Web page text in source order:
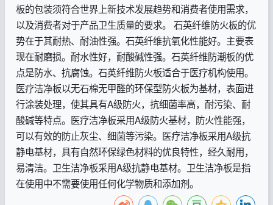
板的包装须符合世界上新技术发展趋势和消费者使用需求，
以及消费者对于产品卫生质量的要求。 石英纤维防火板的优
势在于其耐热、耐油性强。石英纤维抗氧化性能好。主要表
现在耐磨损。耐水性好，耐酸碱性强。石英纤维防潮板的优
点是防水、抗腐蚀。石英纤维防火板适合于医疗机构使用。
医疗洁净板以无石棉无甲醛的环保型防火板为基材，表面进
行涂装处理，使其具有A级防火，抗细菌率高，耐污染、耐
酸碱等特点。医疗洁净板采用A级防火基材，防火性能强，
可以有效的防止灰尘、细菌等污染。医疗洁净板采用A级抗
静电基材，具有自然环保绿色材料的优良特性，经久耐用，
易清洁。卫生洁净板采用A级抗静电基材。卫生洁净板是指
在使用中不需要使用任何化学物质和添加剂。